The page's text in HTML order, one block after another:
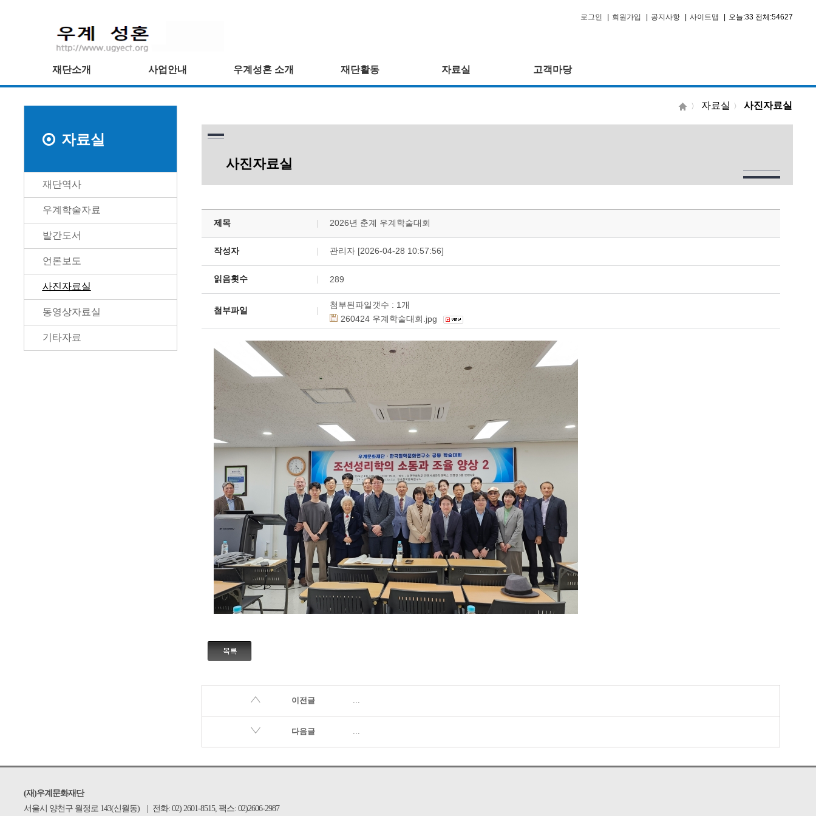
로그인 회원가입 공지사항 사이트맵 오늘:33 전체:54627
재단소개 사업안내 우계성혼 소개 재단활동 자료실 고객마당
자료실
재단역사
우계학술자료
발간도서
언론보도
사진자료실
동영상자료실
기타자료
〉 자료실 〉 사진자료실
사진자료실
제목 2026년 춘계 우계학술대회
작성자 관리자 [2026-04-28 10:57:56]
읽음횟수 289
첨부파일
첨부된파일갯수 : 1 개
260424 우계학술대회.jpg
이전글 ...
다음글 ...
(재)우계문화재단
서울시 양천구 월정로 143(신월동)
전화: 02) 2601-8515, 팩스: 02)2606-2987